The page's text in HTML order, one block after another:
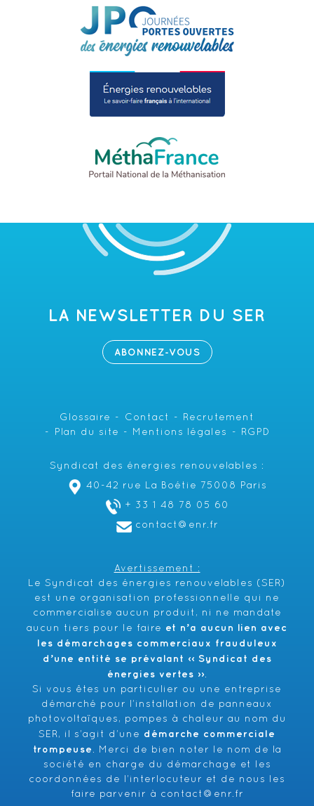
LA NEWSLETTER DU SER
ABONNEZ-VOUS
Glossaire Contact
Recrutement
Plan du site
Mentions légales RGPD
Syndicat des énergies renouvelables :
40-42 rue La Boétie 75008 Paris
+ 33 1 48 78 05 60
contact@enr.fr
Avertissement :
Le Syndicat des énergies renouvelables (SER)
est une organisation professionnelle qui ne
commercialise aucun produit, ni ne mandate
aucun tiers pour le faire et n’a aucun lien avec
les démarchages commerciaux frauduleux
d’une entité se prévalant ‹‹ Syndicat des
énergies vertes ››.
Si vous êtes un particulier ou une entreprise
démarché pour l’installation de panneaux
photovoltaïques, pompes à chaleur au nom du
SER, il s’agit d’une démarche commerciale
trompeuse . Merci de bien noter le nom de la
société en charge du démarchage et les
coordonnées de l’interlocuteur et de nous les
faire parvenir à
contact@enr.fr